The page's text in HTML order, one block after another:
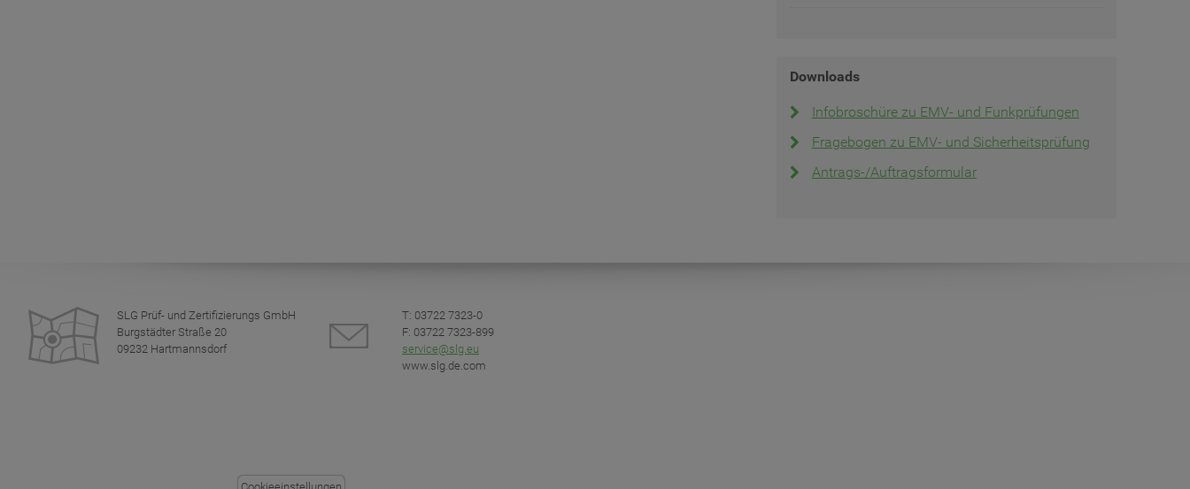
Downloads
Infobroschüre zu EMV- und Funkprüfungen
Fragebogen zu EMV- und Sicherheitsprüfung
Antrags-/Auftragsformular
SLG Prüf- und Zertifizierungs GmbH
Burgstädter Straße 20
09232 Hartmannsdorf
T: 03722 7323-0
F: 03722 7323-899
service@slg.eu
www.slg.de.com